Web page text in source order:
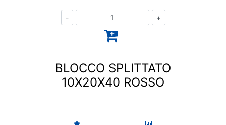
BLOCCO SPLITTATO
10X20X40 ROSSO